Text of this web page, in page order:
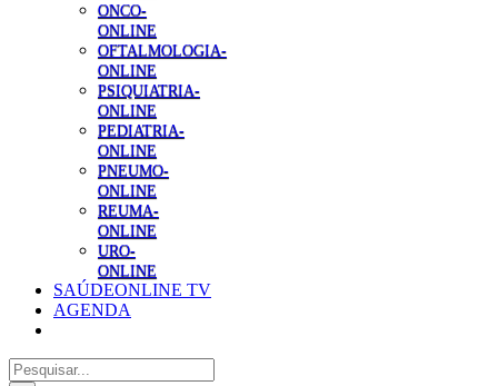
ONCO-
ONLINE
OFTALMOLOGIA-
ONLINE
PSIQUIATRIA-
ONLINE
PEDIATRIA-
ONLINE
PNEUMO-
ONLINE
REUMA-
ONLINE
URO-
ONLINE
SAÚDEONLINE TV
AGENDA
Pesquisar